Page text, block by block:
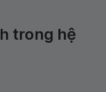
trong hệ